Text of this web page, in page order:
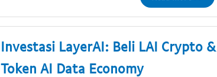
Investasi LayerAI: Beli LAI Crypto &
Token AI Data Economy